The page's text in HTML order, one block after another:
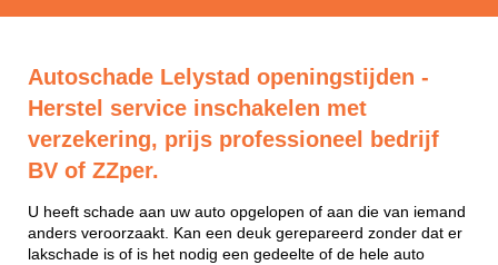
Autoschade Lelystad openingstijden -
Herstel service inschakelen met
verzekering, prijs professioneel bedrijf
BV of ZZper.
U heeft schade aan uw auto opgelopen of aan die van iemand
anders veroorzaakt. Kan een deuk gerepareerd zonder dat er
lakschade is of is het nodig een gedeelte of de hele auto